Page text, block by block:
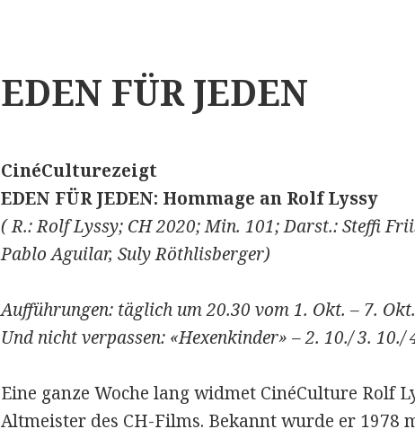
EDEN FÜR JEDEN
CinéCulturezeigt
EDEN FÜR JEDEN: Hommage an Rolf Lyssy
( R.: Rolf Lyssy; CH 2020; Min. 101; Darst.: Steffi
Pablo Aguilar, Suly Röthlisberger)
Aufführungen: täglich um 20.30 vom 1. Okt. – 7.
Und nicht verpassen: «Hexenkinder» – 2. 10./ 3.
Eine ganze Woche lang widmet CinéCulture Rolf
Altmeister des CH-Films. Bekannt wurde er 1978